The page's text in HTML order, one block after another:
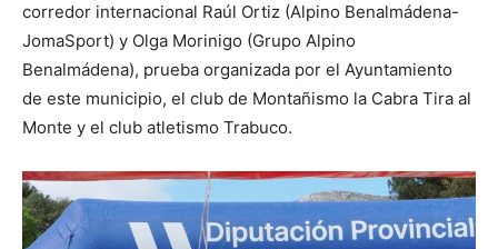
corredor internacional Raúl Ortiz (Alpino Benalmádena-
JomaSport) y Olga Morinigo (Grupo Alpino
Benalmádena), prueba organizada por el Ayuntamiento
de este municipio, el club de Montañismo la Cabra Tira al
Monte y el club atletismo Trabuco.